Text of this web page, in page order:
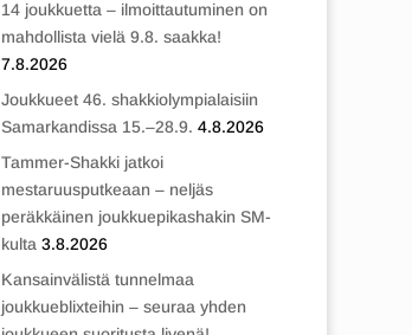
14 joukkuetta – ilmoittautuminen on
mahdollista vielä 9.8. saakka!
7.8.2026
Joukkueet 46. shakkiolympialaisiin
Samarkandissa 15.–28.9. 4.8.2026
Tammer-Shakki jatkoi
mestaruusputkeaan – neljäs
peräkkäinen joukkuepikashakin SM-
kulta 3.8.2026
Kansainvälistä tunnelmaa
joukkueblixteihin – seuraa yhden